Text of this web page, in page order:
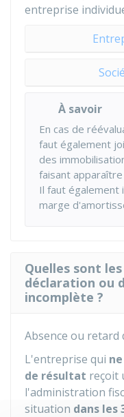
entreprise
À savoir
En cas de
faut également
des
faisant
Il faut également
marge
Quelles sont
déclaration ou
incomplète ?
Absence ou retard
L'entreprise qui
de résultat reçoit
l'administration
situation dans les